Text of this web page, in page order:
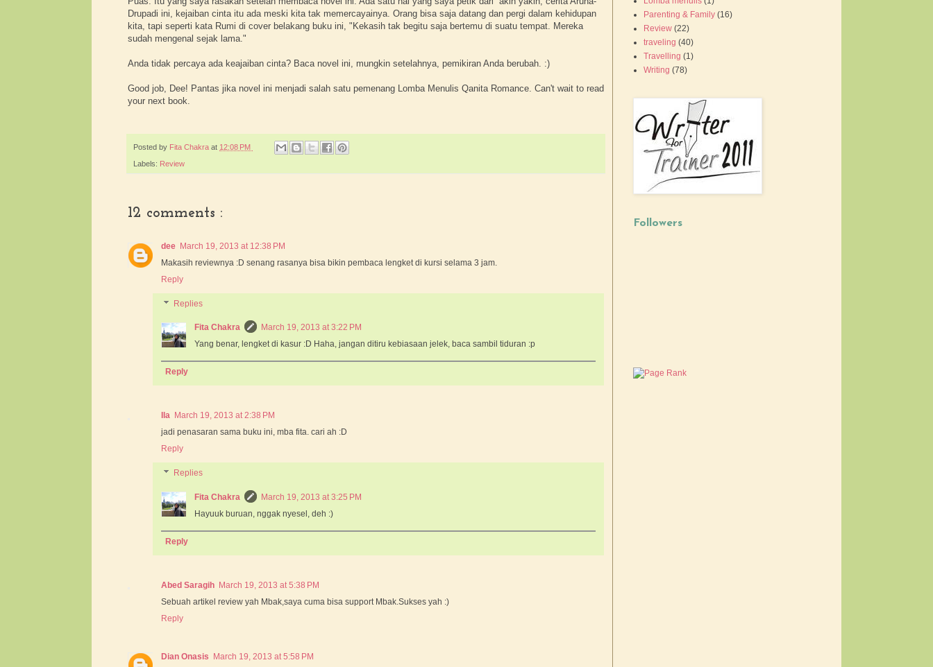
Drupadi ini, kejaiban cinta itu ada meski kita tak memercayainya. Orang bisa saja datang dan pergi dalam kehidupan
kita, tapi seperti kata Rumi di cover belakang buku ini, "Kekasih tak begitu saja bertemu di suatu tempat. Mereka
sudah mengenal sejak lama."
Anda tidak percaya ada keajaiban cinta? Baca novel ini, mungkin setelahnya, pemikiran Anda berubah. :)
Good job, Dee! Pantas jika novel ini menjadi salah satu pemenang Lomba Menulis Qanita Romance. Can't wait to read
your next book.
Posted by Fita Chakra at 12:08 PM
Labels: Review
12 comments :
dee March 19, 2013 at 12:38 PM
Makasih reviewnya :D senang rasanya bisa bikin pembaca lengket di kursi selama 3 jam.
Reply
Replies
Fita Chakra
March 19, 2013 at 3:22 PM
Yang benar, lengket di kasur :D Haha, jangan ditiru kebiasaan jelek, baca sambil tiduran :p
Reply
Ila March 19, 2013 at 2:38 PM
jadi penasaran sama buku ini, mba fita. cari ah :D
Reply
Replies
Fita Chakra
March 19, 2013 at 3:25 PM
Hayuuk buruan, nggak nyesel, deh :)
Reply
Abed Saragih March 19, 2013 at 5:38 PM
Sebuah artikel review yah Mbak,saya cuma bisa support Mbak.Sukses yah :)
Reply
Dian Onasis March 19, 2013 at 5:58 PM
Parenting & Family (16)
Review (22)
traveling (40)
Travelling (1)
Writing (78)
Followers